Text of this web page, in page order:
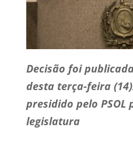
Decisão foi
desta terça-feira
presidido pelo PSOL
legislatura